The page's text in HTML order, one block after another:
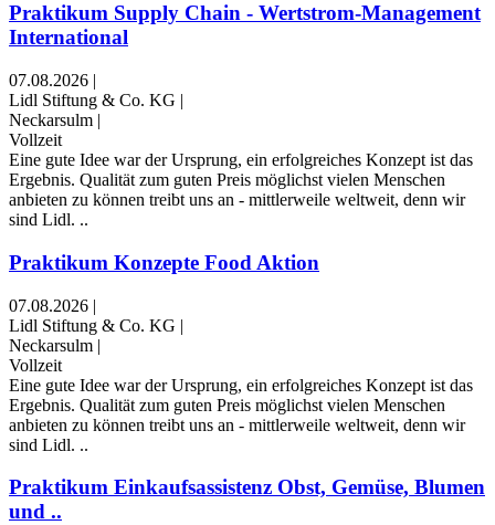
Praktikum Supply Chain - Wertstrom-Management
International
07.08.2026 |
Lidl Stiftung & Co. KG |
Neckarsulm |
Vollzeit
Eine gute Idee war der Ursprung, ein erfolgreiches Konzept ist das
Ergebnis. Qualität zum guten Preis möglichst vielen Menschen
anbieten zu können treibt uns an - mittlerweile weltweit, denn wir
sind Lidl. ..
Praktikum Konzepte Food Aktion
07.08.2026 |
Lidl Stiftung & Co. KG |
Neckarsulm |
Vollzeit
Eine gute Idee war der Ursprung, ein erfolgreiches Konzept ist das
Ergebnis. Qualität zum guten Preis möglichst vielen Menschen
anbieten zu können treibt uns an - mittlerweile weltweit, denn wir
sind Lidl. ..
Praktikum Einkaufsassistenz Obst, Gemüse, Blumen
und ..